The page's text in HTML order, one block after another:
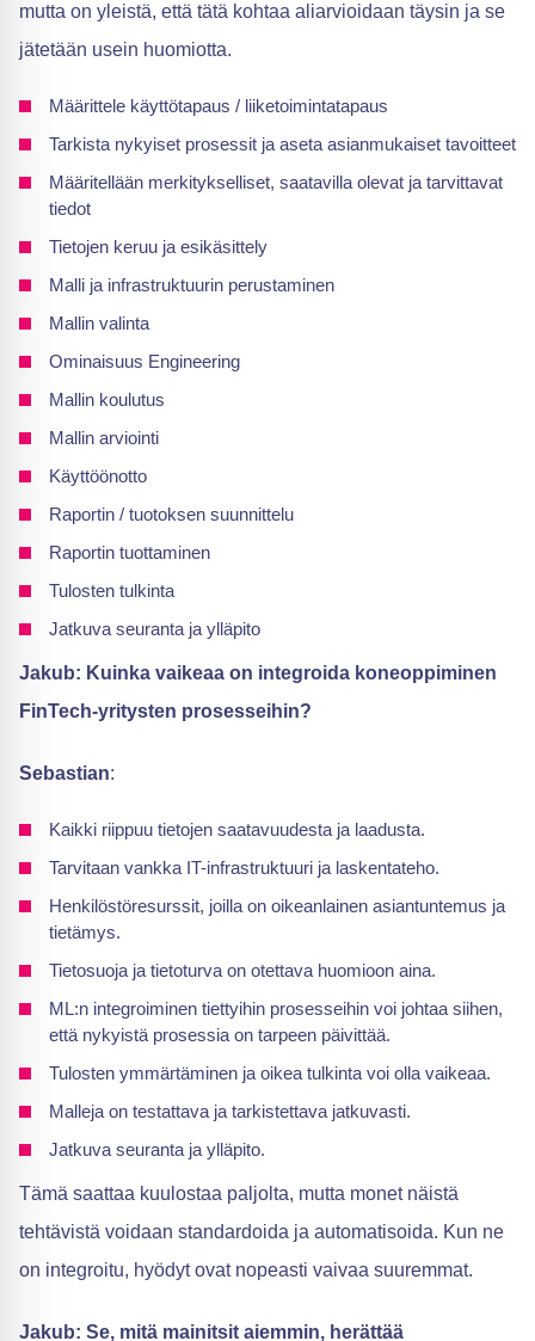
mutta on yleistä, että tätä kohtaa aliarvioidaan täysin ja se
jätetään usein huomiotta.
Määrittele käyttötapaus / liiketoimintatapaus
Tarkista nykyiset prosessit ja aseta asianmukaiset tavoitteet
Määritellään merkitykselliset, saatavilla olevat ja tarvittavat
tiedot
Tietojen keruu ja esikäsittely
Malli ja infrastruktuurin perustaminen
Mallin valinta
Ominaisuus Engineering
Mallin koulutus
Mallin arviointi
Käyttöönotto
Raportin / tuotoksen suunnittelu
Raportin tuottaminen
Tulosten tulkinta
Jatkuva seuranta ja ylläpito
Jakub: Kuinka vaikeaa on integroida koneoppiminen
FinTech-yritysten prosesseihin?
Sebastian:
Kaikki riippuu tietojen saatavuudesta ja laadusta.
Tarvitaan vankka IT-infrastruktuuri ja laskentateho.
Henkilöstöresurssit, joilla on oikeanlainen asiantuntemus ja
tietämys.
Tietosuoja ja tietoturva on otettava huomioon aina.
ML:n integroiminen tiettyihin prosesseihin voi johtaa siihen,
että nykyistä prosessia on tarpeen päivittää.
Tulosten ymmärtäminen ja oikea tulkinta voi olla vaikeaa.
Malleja on testattava ja tarkistettava jatkuvasti.
Jatkuva seuranta ja ylläpito.
Tämä saattaa kuulostaa paljolta, mutta monet näistä
tehtävistä voidaan standardoida ja automatisoida. Kun ne
on integroitu, hyödyt ovat nopeasti vaivaa suuremmat.
Jakub: Se, mitä mainitsit aiemmin, herättää